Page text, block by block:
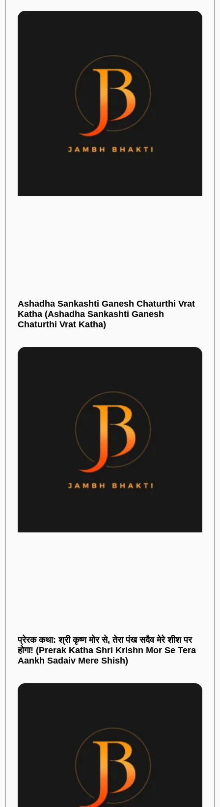
Ashadha Sankashti Ganesh Chaturthi Vrat
Katha (Ashadha Sankashti Ganesh
Chaturthi Vrat Katha)
प्रेरक कथा: श्री कृष्ण मोर से, तेरा पंख सदैव मेरे शीश पर
होगा! (Prerak Katha Shri Krishn Mor Se Tera
Aankh Sadaiv Mere Shish)